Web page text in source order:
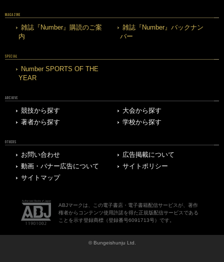
MAGAZINE
雑誌『Number』購読のご案
内
雑誌『Number』バックナン
バー
SPECIAL
Number SPORTS OF THE
YEAR
ARCHIVE
競技から探す
大会から探す
著者から探す
学校から探す
OTHERS
お問い合わせ
広告掲載について
動画・バナー広告について
サイトポリシー
サイトマップ
ABJマークは、この電子書店・電子書籍配信サービスが、著作
権者からコンテンツ使用許諾を得た正規版配信サービスである
ことを示す登録商標（登録番号6091713号）です。
© Bungeishunju Ltd.